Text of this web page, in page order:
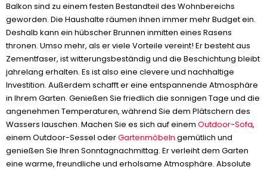
Balkon sind zu einem festen Bestandteil des Wohnbereichs
geworden. Die Haushalte räumen ihnen immer mehr Budget ein.
Deshalb kann ein hübscher Brunnen inmitten eines Rasens
thronen. Umso mehr, als er viele Vorteile vereint! Er besteht aus
Zementfaser, ist witterungsbeständig und die Beschichtung bleibt
jahrelang erhalten. Es ist also eine clevere und nachhaltige
Investition. Außerdem schafft er eine entspannende Atmosphäre
in Ihrem Garten. Genießen Sie friedlich die sonnigen Tage und die
angenehmen Temperaturen, während Sie dem Plätschern des
Wassers lauschen. Machen Sie es sich auf einem Outdoor-Sofa,
einem Outdoor-Sessel oderGartenmöbeln gemütlich und
genießen Sie Ihren Sonntagnachmittag. Er verleiht dem Garten
eine warme, freundliche und erholsame Atmosphäre. Absolute